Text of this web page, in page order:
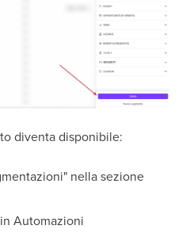
diventa disponibile:
nella sezione
Automazioni